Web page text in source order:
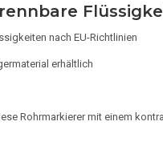
nach EU-Richtlinien
erhältlich
Rohrmarkierer mit einem